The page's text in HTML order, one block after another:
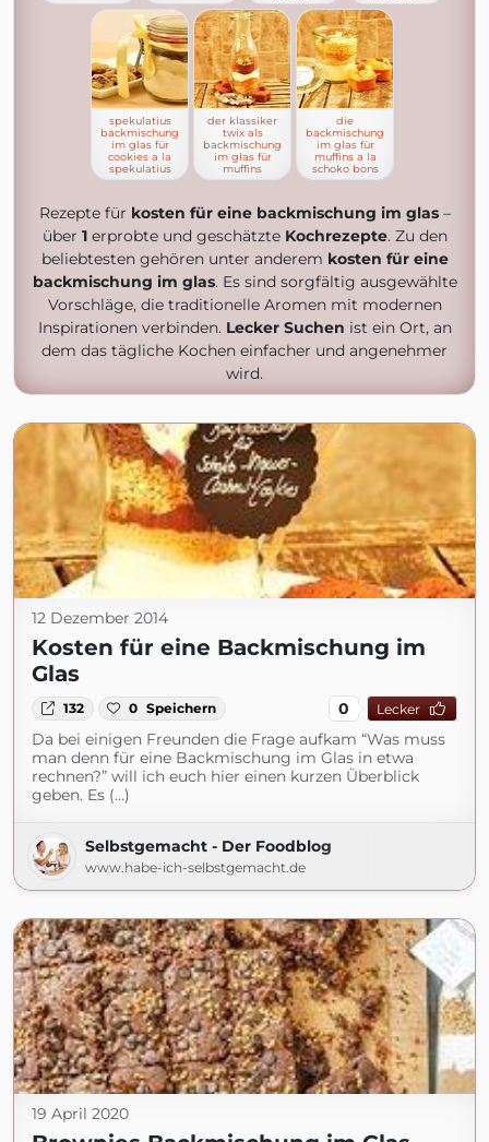
spekulatius
backmischung
im glas für
cookies a la
spekulatius
der klassiker
twix als
backmischung
im glas für
muffins
die
backmischung
im glas für
muffins a la
schoko bons
Rezepte für kosten für eine backmischung im glas–
über 1erprobte und geschätzte Kochrezepte. Zu den
beliebtesten gehören unter anderem kosten für eine
backmischung im glas. Es sind sorgfältig ausgewählte
Vorschläge, die traditionelle Aromen mit modernen
Inspirationen verbinden. Lecker Suchen ist ein Ort, an
dem das tägliche Kochen einfacher und angenehmer
wird.
12 Dezember 2014
Kosten für eine Backmischung im
Glas
132 0 Speichern 0 Lecker
Da bei einigen Freunden die Frage aufkam “Was muss
man denn für eine Backmischung im Glas in etwa
rechnen?” will ich euch hier einen kurzen Überblick
geben. Es (...)
Selbstgemacht - Der Foodblog
www.habe-ich-selbstgemacht.de
19 April 2020